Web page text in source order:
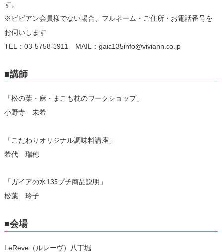
す。
※ビビアン会員様でない場合、フルネーム・ご住所・お電話番号を
お伺いします
TEL：03-5758-3911 MAIL：gaia135info@viviann.co.jp
■講師
「松の葉・麻・まこも枕のワークショップ」
小野寺 未希
「こだわりオリジナル調味料講座」
希代 瑞穂
「ガイアの水135プチ商品説明」
松葉 玲子
■会場
LeReve（ルレーヴ）八丁堀